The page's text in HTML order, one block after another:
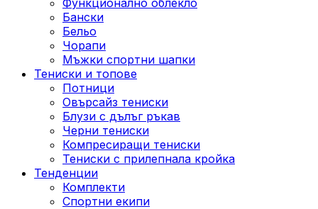
Бански
Бельо
Чорапи
Mъжки спортни шапки
Тениски и топове
Потници
Овърсайз тениски
Блузи с дълъг ръкав
Черни тениски
Компресиращи тениски
Тениски с прилепнала кройка
Тенденции
Комплекти
Спортни екипи